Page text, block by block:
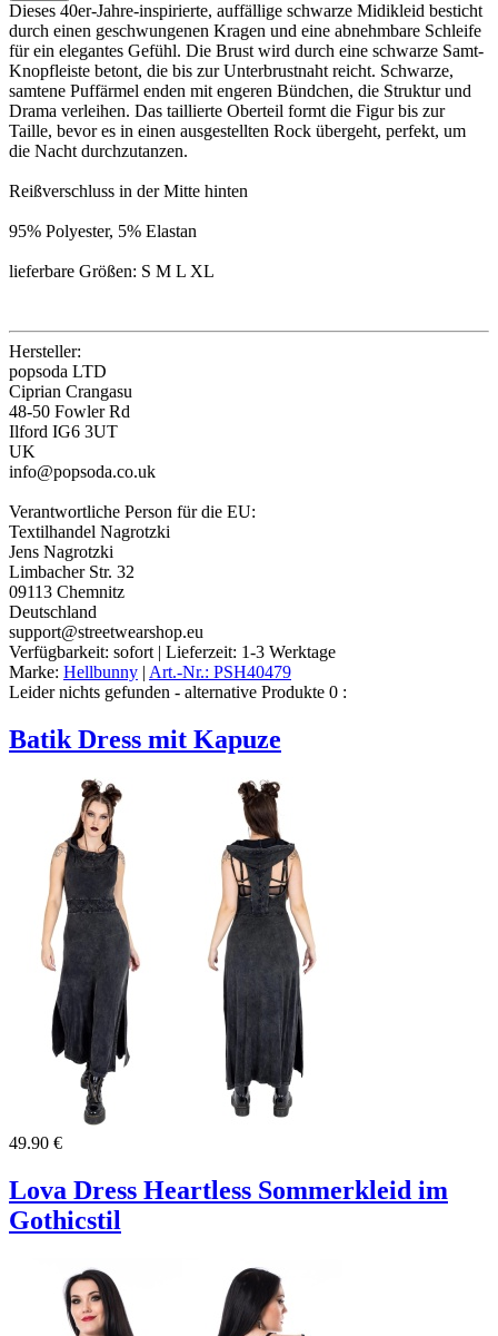
Dieses 40er-Jahre-inspirierte, auffällige schwarze Midikleid besticht
durch einen geschwungenen Kragen und eine abnehmbare Schleife
für ein elegantes Gefühl. Die Brust wird durch eine schwarze Samt-
Knopfleiste betont, die bis zur Unterbrustnaht reicht. Schwarze,
samtene Puffärmel enden mit engeren Bündchen, die Struktur und
Drama verleihen. Das taillierte Oberteil formt die Figur bis zur
Taille, bevor es in einen ausgestellten Rock übergeht, perfekt, um
die Nacht durchzutanzen.
Reißverschluss in der Mitte hinten
95% Polyester, 5% Elastan
lieferbare Größen: S M L XL
Hersteller:
popsoda LTD
Ciprian Crangasu
48-50 Fowler Rd
Ilford IG6 3UT
UK
info@popsoda.co.uk
Verantwortliche Person für die EU:
Textilhandel Nagrotzki
Jens Nagrotzki
Limbacher Str. 32
09113 Chemnitz
Deutschland
support@streetwearshop.eu
Verfügbarkeit: sofort | Lieferzeit: 1-3 Werktage
Marke: Hellbunny | Art.-Nr.: PSH40479
Leider nichts gefunden - alternative Produkte 0 :
Batik Dress mit Kapuze
49.90 €
Lova Dress Heartless Sommerkleid im
Gothicstil